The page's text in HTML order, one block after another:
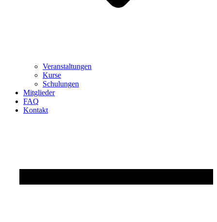
Veranstaltungen
Kurse
Schulungen
Mitglieder
FAQ
Kontakt